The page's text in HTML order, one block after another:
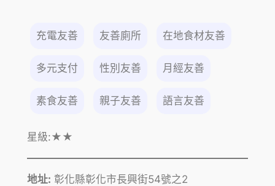
充電友善 友善廁所 在地食材友善
多元支付 性別友善 月經友善
素食友善 親子友善 語言友善
星級:★★
地址: 彰化縣彰化市長興街54號之2